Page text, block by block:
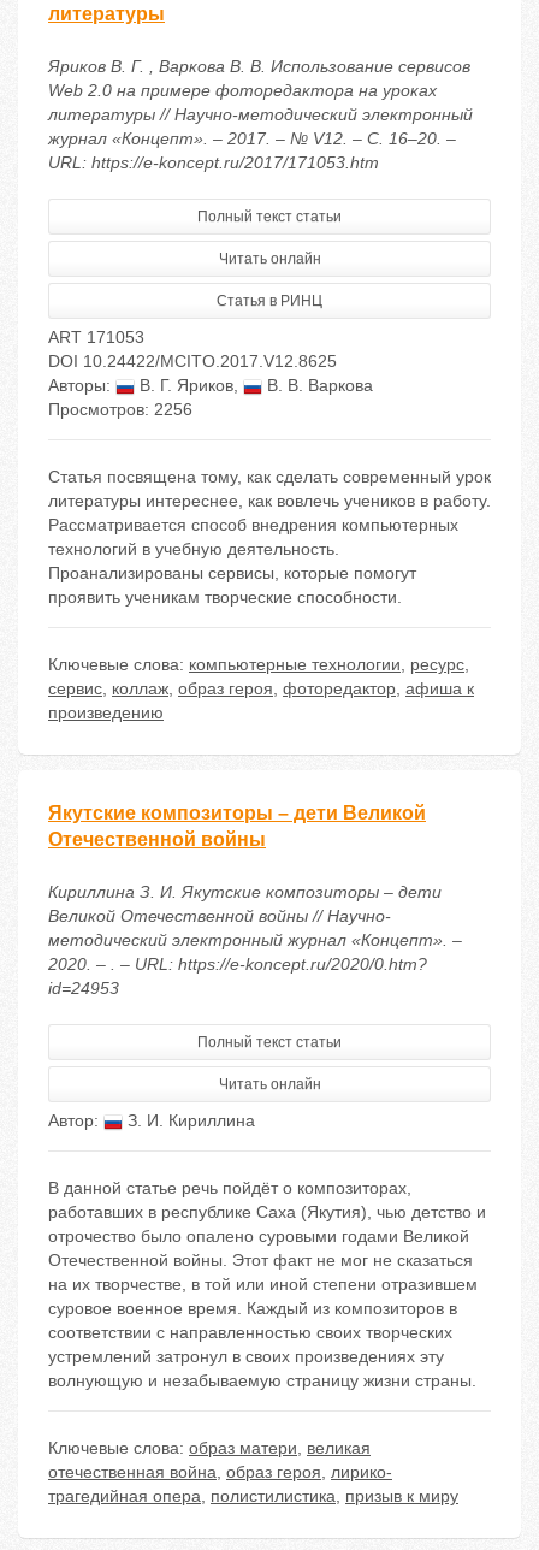
литературы
Яриков В. Г. , Варкова В. В. Использование сервисов
Web 2.0 на примере фоторедактора на уроках
литературы // Научно-методический электронный
журнал «Концепт». – 2017. – № V12. – С. 16–20. –
URL: https://e-koncept.ru/2017/171053.htm
Полный текст статьи
Читать онлайн
Статья в РИНЦ
ART 171053
DOI 10.24422/MCITO.2017.V12.8625
Авторы:
В. Г. Яриков,
В. В. Варкова
Просмотров: 2256
Статья посвящена тому, как сделать современный урок
литературы интереснее, как вовлечь учеников в работу.
Рассматривается способ внедрения компьютерных
технологий в учебную деятельность.
Проанализированы сервисы, которые помогут
проявить ученикам творческие способности.
Ключевые слова: компьютерные технологии, ресурс,
сервис, коллаж, образ героя, фоторедактор, афиша к
произведению
Якутские композиторы – дети Великой
Отечественной войны
Кириллина З. И. Якутские композиторы – дети
Великой Отечественной войны // Научно-
методический электронный журнал «Концепт». –
2020. – . – URL: https://e-koncept.ru/2020/0.htm?
id=24953
Полный текст статьи
Читать онлайн
Автор: З. И. Кириллина
В данной статье речь пойдёт о композиторах,
работавших в республике Саха (Якутия), чью детство и
отрочество было опалено суровыми годами Великой
Отечественной войны. Этот факт не мог не сказаться
на их творчестве, в той или иной степени отразившем
суровое военное время. Каждый из композиторов в
соответствии с направленностью своих творческих
устремлений затронул в своих произведениях эту
волнующую и незабываемую страницу жизни страны.
Ключевые слова: образ матери, великая
отечественная война, образ героя, лирико-
трагедийная опера, полистилистика, призыв к миру